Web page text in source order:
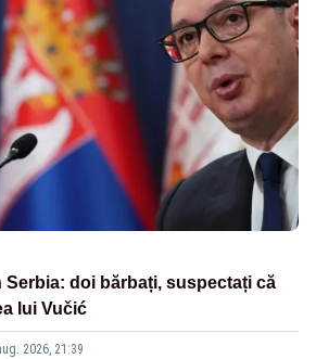
doi bărbați, suspectați că
lui Vučić
2026, 21:39